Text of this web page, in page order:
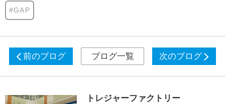
#GAP
前のブログ ブログ一覧 次のブログ
トレジャーファクトリー